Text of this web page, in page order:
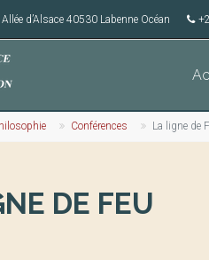
d’Alsace 40530 Labenne Océan
Conférences La ligne de
DE FEU